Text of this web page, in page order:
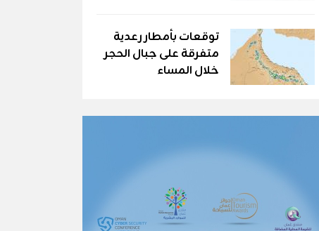
توقعات بأمطار رعدية
متفرقة على جبال الحجر
خلال المساء